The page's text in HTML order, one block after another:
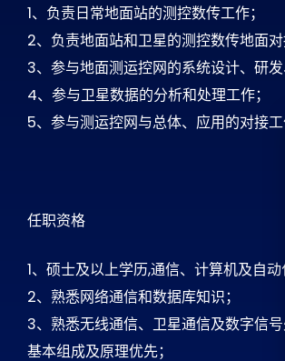
1、负责日常地面站的测控数传工作；
2、负责地面站和卫星的测控数传地面对
3、参与地面测运控网的系统设计、研发
4、参与卫星数据的分析和处理工作；
5、参与测运控网与总体、应用的对接
任职资格
1、硕士及以上学历,通信、计算机及自动
2、熟悉网络通信和数据库知识；
3、熟悉无线通信、卫星通信及数字信
基本组成及原理优先；